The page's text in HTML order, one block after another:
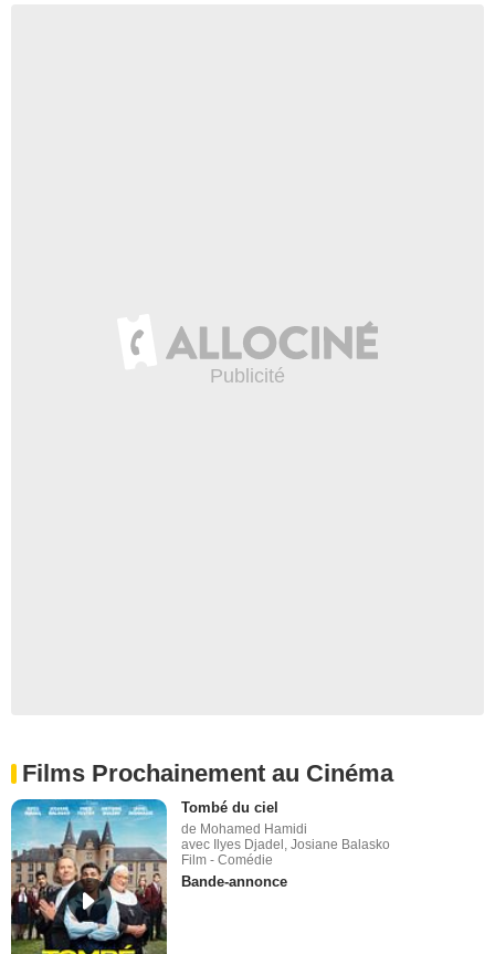
Films Prochainement au Cinéma
Tombé du ciel
de Mohamed Hamidi
avec Ilyes Djadel, Josiane Balasko
Film - Comédie
Bande-annonce